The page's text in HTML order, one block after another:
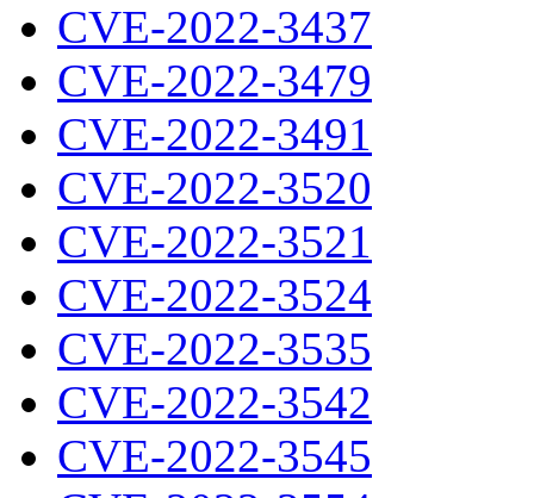
CVE-2022-3437
CVE-2022-3479
CVE-2022-3491
CVE-2022-3520
CVE-2022-3521
CVE-2022-3524
CVE-2022-3535
CVE-2022-3542
CVE-2022-3545